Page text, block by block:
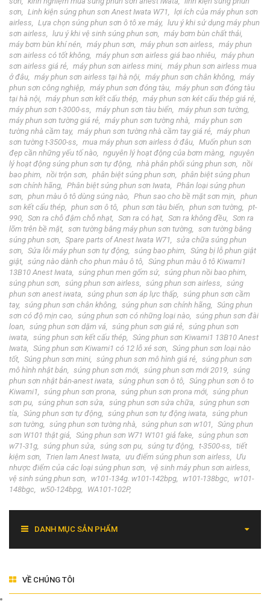
sơn
Linh kiện súng phun sơn Anest Iwata W71
lợi ích của máy phun sơn
airless
Lựa chọn súng phun sơn ô tô xe máy
lưu ý khi sử dụng máy phun
sơn airless
lưu ý khi vệ sinh súng phun sơn
máy bơm bùn chất thải
máy bơm bùn khí nén
máy phun sơn máy phun sơn airless
máy phun
sơn airless có tốt không
máy phun sơn airless giá bao nhiêu
máy phun
sơn airless giá rẻ
máy phun sơn airless mini
máy phun sơn airless mua
ở đâu
máy phun sơn airless tại hà nội máy phun sơn chân không
máy
phun sơn công nghiệp
máy phun sơn đóng tàu
máy phun sơn đóng tàu
tại hà nội
máy phun sơn kết cấu thép
máy phun sơn két cấu thép giá rẻ
máy phun sơn t-3000-ss
máy phun sơn tàu biển
máy phun sơn tường
máy phun sơn tường giá rẻ
máy phun sơn tường nhà
máy phun sơn
tường nhà cầm tay
máy phun sơn tường nhà cầm tay giá rẻ
máy phun
sơn tường t-3500-ss
mua máy phun sơn airless ở đâu
Muốn phun sơn
đẹp cần những yếu tố nào
nguyên lý hoạt động của bơm màng
nguyên
lý hoạt động súng phun sơn tự động
nhà phân phối súng phun sơn
nồi
bao phim
nồi trộn sơn phân biệt súng phun sơn
phân biệt súng phun
sơn chính hãng
Phân biệt súng phun sơn Iwata
Phân loại súng phun
sơn
phun màu ô tô dùng súng nào Phun sao cho bề mặt sơn mịn
phun
sơn kết cấu thép
phun sơn ô tô phun sơn tàu biển phun sơn tường
pt-
990
Sơn ra chỗ đậm chỗ nhạt Sơn ra có hạt Sơn ra không đều
Sơn ra
lõm trên bề mặt
sơn tường bằng máy phun sơn tường
sơn tường bằng
súng phun sơn
Spare parts of Anest Iwata W71
sửa chữa súng phun
sơn
Sửa lỗi máy phun sơn tự động súng bao phim
Súng bị lỗ phun giật
giật
súng nào dành cho phun màu ô tô
Súng phun màu ô tô Kiwami1
13B10 Anest Iwata
súng phun men gốm sứ
súng phun nồi bao phim
súng phun sơn
súng phun sơn airless súng phun sơn airless
súng
phun sơn anest iwata
súng phun sơn áp lực thấp
súng phun sơn cầm
tay
súng phun sơn chân không súng phun sơn chính hãng
Súng phun
sơn có độ mịn cao
súng phun sơn có những loại nào
súng phun sơn đài
loan
súng phun sơn dặm vá súng phun sơn giá rẻ
súng phun sơn
iwata
súng phun sơn kết cấu thép
Súng phun sơn Kiwami1 13B10 Anest
Iwata
Súng phun sơn Kiwami1 có 12 lỗ xé sơn
Súng phun sơn loại nào
tốt
Súng phun sơn mini súng phun sơn mô hình giá rẻ
súng phun sơn
mô hình nhật bản
súng phun sơn mới súng phun sơn mới 2019
súng
phun sơn nhật bản-anest iwata
súng phun sơn ô tô
Súng phun sơn ô to
Kiwami1
súng phun sơn prona súng phun sơn prona mới
súng phun
sơn pu
súng phun sơn sửa súng phun sơn sửa chữa
súng phun sơn
tỉa
Súng phun sơn tự động súng phun sơn tự động iwata
súng phun
sơn tường
súng phun sơn tường nhà súng phun sơn w101
Súng phun
sơn W101 thật giả
Súng phun sơn W71 W101 giả fake
súng phun sơn
w71-31g
súng phun sửa súng sơn pu súng tự động t-3500-ss
tiết
kiệm sơn
Trien lam Anest Iwata ưu điểm súng phun sơn airless
Ưu
nhược điểm của các loại súng phun sơn
vệ sinh máy phun sơn airless
vệ sinh súng phun sơn
w101-134g. w101-142bpg w101-138bgc
w101-
148bgc
w50-124bpg WA101-102P
DANH MỤC SẢN PHẨM
VỀ CHÚNG TÔI